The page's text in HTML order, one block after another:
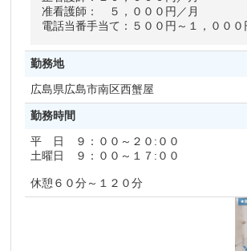
准看護師： ５，０００円／月
電話当番手当て：５００円～１，０００
勤務地
広島県広島市南区西蟹屋
勤務時間
平 日 ９：００～２０:００
土曜日 ９：００～１７:００
休憩６０分～１２０分